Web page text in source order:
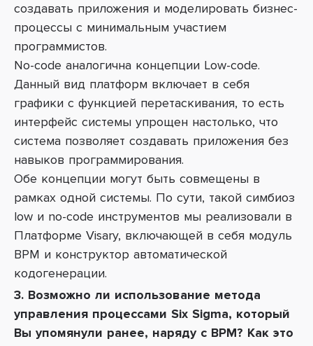
создавать приложения и моделировать бизнес-
процессы с минимальным участием
программистов.
No-code аналогична концепции Low-code.
Данный вид платформ включает в себя
графики с функцией перетаскивания, то есть
интерфейс системы упрощен настолько, что
система позволяет создавать приложения без
навыков программирования.
Обе концепции могут быть совмещены в
рамках одной системы. По сути, такой симбиоз
low и no-code инструментов мы реализовали в
Платформе Visary, включающей в себя модуль
BPM и конструктор автоматической
кодогенерации.
3. Возможно ли использование метода
управления процессами Six Sigma, который
Вы упомянули ранее, наряду с BPM? Как это